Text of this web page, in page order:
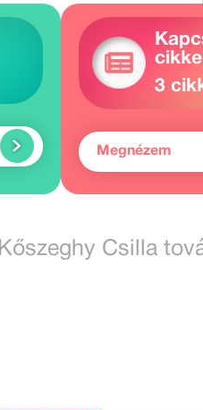
3
Megnézem
Kőszeghy Csilla